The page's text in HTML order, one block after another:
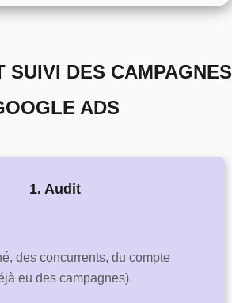
SUIVI DES CAMPAGNES
ADS
1. Audit
des concurrents, du compte
eu des campagnes).